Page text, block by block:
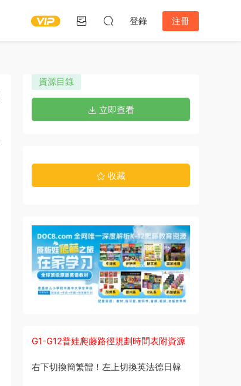
登錄 注冊
資源目錄
立即查看
收藏
G1-G12普娃爬藤路徑規劃時間表附資源
右下切換簡繁體！左上切換英法德日韓